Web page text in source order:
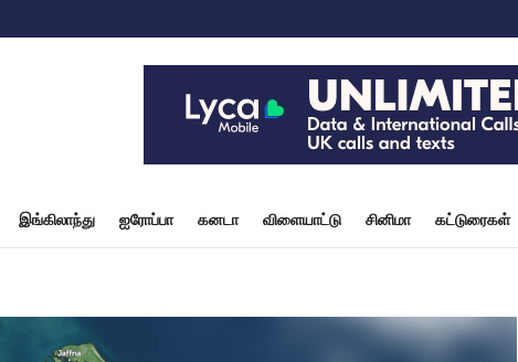
இங்கிலாந்து ஐரோப்பா கனடா விளையாட்டு சினிமா கட்டுரைகள்